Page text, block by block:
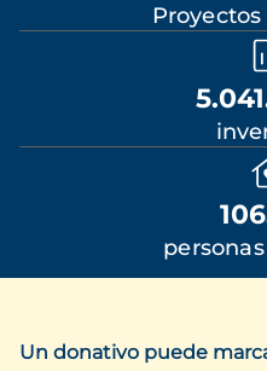
Un donativo puede